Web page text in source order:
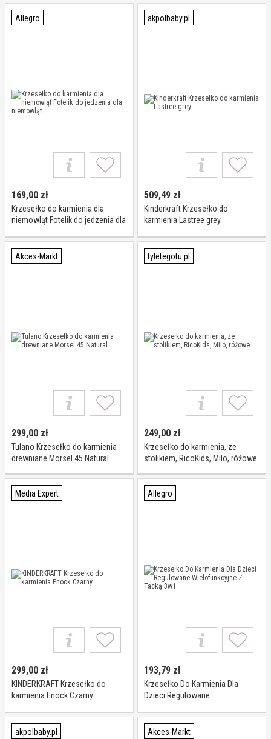
Allegro
169,00 zł
Krzesełko do karmienia dla
niemowląt Fotelik do jedzenia dla
akpolbaby.pl
509,49 zł
Kinderkraft Krzesełko do
karmienia Lastree grey
Akces-Markt
299,00 zł
Tulano Krzesełko do karmienia
drewniane Morsel 45 Natural
tyletegotu.pl
249,00 zł
Krzesełko do karmienia, ze
stolikiem, RicoKids, Milo, różowe
Media Expert
299,00 zł
KINDERKRAFT Krzesełko do
karmienia Enock Czarny
Allegro
193,79 zł
Krzesełko Do Karmienia Dla
Dzieci Regulowane
akpolbaby.pl Akces-Markt